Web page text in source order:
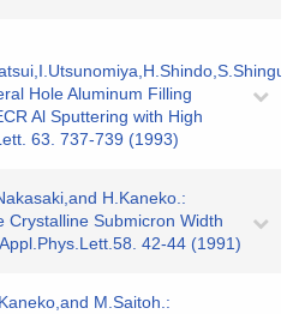
Hole Aluminum Filling
Al Sputtering with High
63. 737-739 (1993)
H.Kaneko.:
Crystalline Submicron Width
42-44 (1991)
M.Saitoh.: